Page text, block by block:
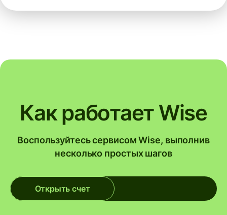
Как работает Wise
Воспользуйтесь сервисом Wise, выполнив
несколько простых шагов
Открыть счет